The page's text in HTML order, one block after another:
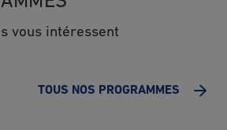
vous intéressent
TOUS NOS PROGRAMMES